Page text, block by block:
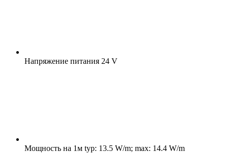
Напряжение питания 24 V
Мощность на 1м typ: 13.5 W/m; max: 14.4 W/m